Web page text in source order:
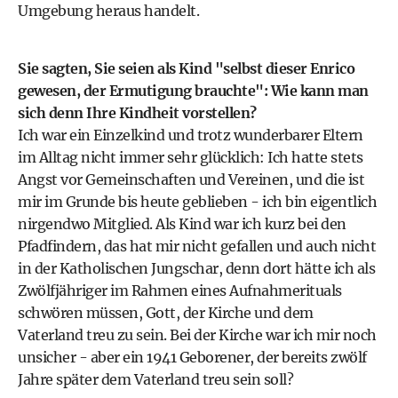
Umgebung heraus handelt.
Sie sagten, Sie seien als Kind "selbst dieser Enrico
gewesen, der Ermutigung brauchte": Wie kann man
sich denn Ihre Kindheit vorstellen?
Ich war ein Einzelkind und trotz wunderbarer Eltern
im Alltag nicht immer sehr glücklich: Ich hatte stets
Angst vor Gemeinschaften und Vereinen, und die ist
mir im Grunde bis heute geblieben - ich bin eigentlich
nirgendwo Mitglied. Als Kind war ich kurz bei den
Pfadfindern, das hat mir nicht gefallen und auch nicht
in der Katholischen Jungschar, denn dort hätte ich als
Zwölfjähriger im Rahmen eines Aufnahmerituals
schwören müssen, Gott, der Kirche und dem
Vaterland treu zu sein. Bei der Kirche war ich mir noch
unsicher - aber ein 1941 Geborener, der bereits zwölf
Jahre später dem Vaterland treu sein soll?